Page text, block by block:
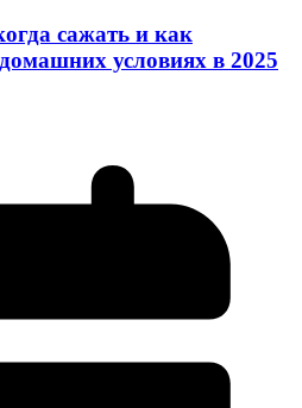
сажать и как
условиях в 2025